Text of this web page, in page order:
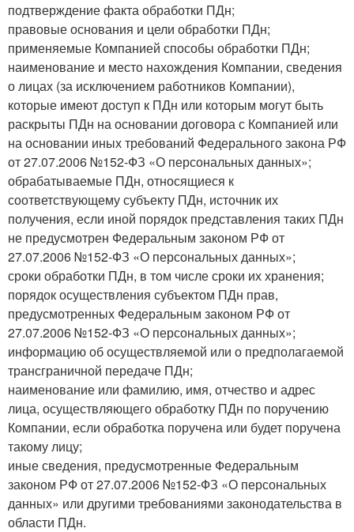
подтверждение факта обработки ПДн;
правовые основания и цели обработки ПДн;
применяемые Компанией способы обработки ПДн;
наименование и место нахождения Компании, сведения
о лицах (за исключением работников Компании),
которые имеют доступ к ПДн или которым могут быть
раскрыты ПДн на основании договора с Компанией или
на основании иных требований Федерального закона РФ
от 27.07.2006 №152-ФЗ «О персональных данных»;
обрабатываемые ПДн, относящиеся к
соответствующему субъекту ПДн, источник их
получения, если иной порядок представления таких ПДн
не предусмотрен Федеральным законом РФ от
27.07.2006 №152-ФЗ «О персональных данных»;
сроки обработки ПДн, в том числе сроки их хранения;
порядок осуществления субъектом ПДн прав,
предусмотренных Федеральным законом РФ от
27.07.2006 №152-ФЗ «О персональных данных»;
информацию об осуществляемой или о предполагаемой
трансграничной передаче ПДн;
наименование или фамилию, имя, отчество и адрес
лица, осуществляющего обработку ПДн по поручению
Компании, если обработка поручена или будет поручена
такому лицу;
иные сведения, предусмотренные Федеральным
законом РФ от 27.07.2006 №152-ФЗ «О персональных
данных» или другими требованиями законодательства в
области ПДн.